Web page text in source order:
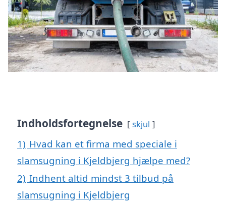
Indholdsfortegnelse skjul
1) Hvad kan et firma med speciale i
slamsugning i Kjeldbjerg hjælpe med?
2) Indhent altid mindst 3 tilbud på
slamsugning i Kjeldbjerg